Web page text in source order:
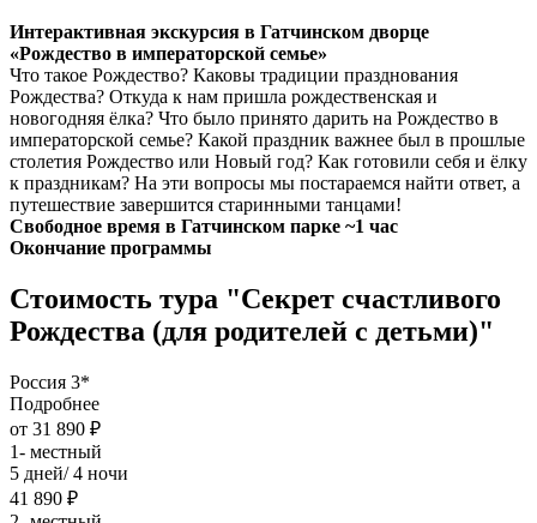
Интерактивная экскурсия в Гатчинском дворце
«Рождество в императорской семье»
Что такое Рождество? Каковы традиции празднования
Рождества? Откуда к нам пришла рождественская и
новогодняя ёлка? Что было принято дарить на Рождество в
императорской семье? Какой праздник важнее был в прошлые
столетия Рождество или Новый год? Как готовили себя и ёлку
к праздникам? На эти вопросы мы постараемся найти ответ, а
путешествие завершится старинными танцами!
Свободное время в Гатчинском парке ~1 час
Окончание программы
Стоимость тура "Секрет счастливого
Рождества (для родителей с детьми)"
Россия 3*
Подробнее
от 31 890 ₽
1- местный
5 дней/ 4 ночи
41 890 ₽